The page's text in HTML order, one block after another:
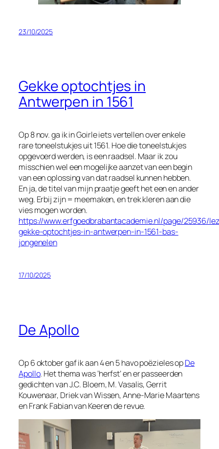
23/10/2025
Gekke optochtjes in
Antwerpen in 1561
Op 8 nov. ga ik in Goirle iets vertellen over enkele
rare toneelstukjes uit 1561. Hoe die toneelstukjes
opgevoerd werden, is een raadsel. Maar ik zou
misschien wel een mogelijke aanzet van een begin
van een oplossing van dat raadsel kunnen hebben.
En ja, de titel van mijn praatje geeft het een en ander
weg. Erbij zijn = meemaken, en trek kleren aan die
vies mogen worden.
https://www.erfgoedbrabantacademie.nl/page/25936/
gekke-optochtjes-in-antwerpen-in-1561-bas-
jongenelen
17/10/2025
De Apollo
Op 6 oktober gaf ik aan 4 en 5 havo poëzieles opDe
Apollo. Het thema was ‘herfst’ en er passeerden
gedichten van J.C. Bloem, M. Vasalis, Gerrit
Kouwenaar, Driek van Wissen, Anne-Marie Maartens
en Frank Fabian van Keeren de revue.